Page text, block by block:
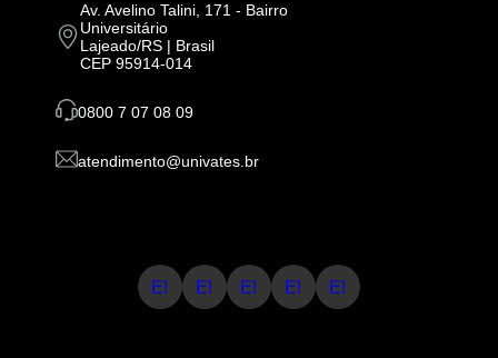
Av. Avelino Talini, 171 - Bairro
Universitário
Lajeado/RS | Brasil
CEP 95914-014
0800 7 07 08 09
atendimento@univates.br
E! E! E! E! E!